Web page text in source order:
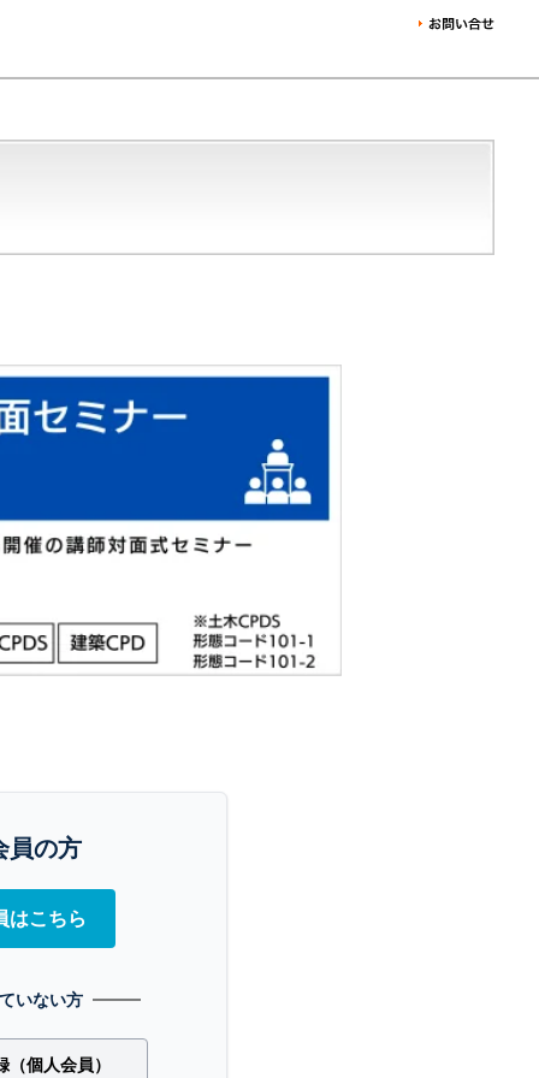
員の方
はこちら
いない方
個人会員）